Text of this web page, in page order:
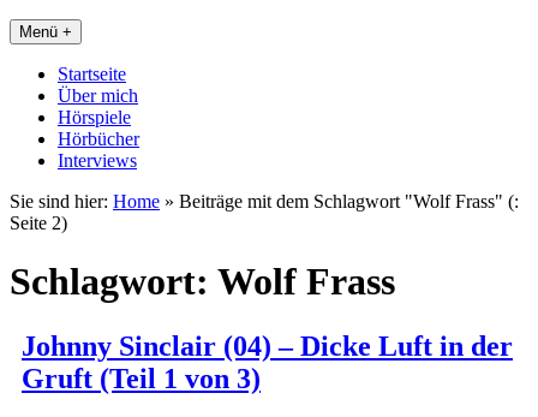
Menü +
Startseite
Über mich
Hörspiele
Hörbücher
Interviews
Sie sind hier: Home » Beiträge mit dem Schlagwort "Wolf Frass" (:
Seite 2)
Schlagwort: Wolf Frass
Johnny Sinclair (04) – Dicke Luft in der
Gruft (Teil 1 von 3)